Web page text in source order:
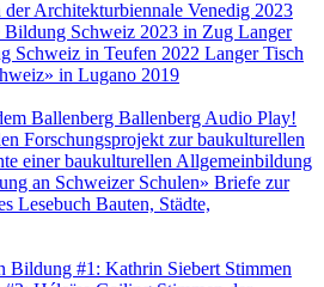
Architekturbiennale Venedig 2023
Schweiz 2023 in Zug Langer
Schweiz in Teufen 2022 Langer Tisch
in Lugano 2019
Ballenberg Ballenberg Audio Play!
Forschungsprojekt zur baukulturellen
einer baukulturellen Allgemeinbildung
an Schweizer Schulen» Briefe zur
Lesebuch Bauten, Städte,
Bildung #1: Kathrin Siebert Stimmen